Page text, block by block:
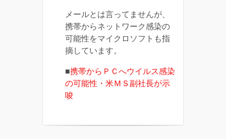
メールとは言ってませんが、
携帯からネットワーク感染の
可能性をマイクロソフトも指
摘しています。
■携帯からＰＣへウイルス感染
の可能性・米ＭＳ副社長が示
唆